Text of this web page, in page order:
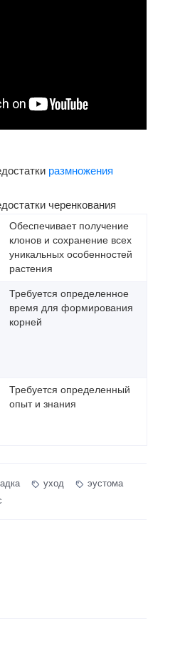
размножения
черенкования
Обеспечивает получение
клонов и сохранение всех
уникальных особенностей
растения
Требуется определенное
время для формирования
корней
Требуется определенный
опыт и знания
уход
эустома